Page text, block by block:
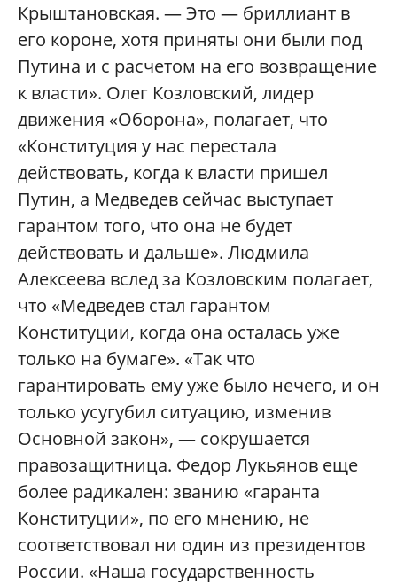
Крыштановская. — Это — бриллиант в
его короне, хотя приняты они были под
Путина и с расчетом на его возвращение
к власти». Олег Козловский, лидер
движения «Оборона», полагает, что
«Конституция у нас перестала
действовать, когда к власти пришел
Путин, а Медведев сейчас выступает
гарантом того, что она не будет
действовать и дальше». Людмила
Алексеева вслед за Козловским полагает,
что «Медведев стал гарантом
Конституции, когда она осталась уже
только на бумаге». «Так что
гарантировать ему уже было нечего, и он
только усугубил ситуацию, изменив
Основной закон», — сокрушается
правозащитница. Федор Лукьянов еще
более радикален: званию «гаранта
Конституции», по его мнению, не
соответствовал ни один из президентов
России. «Наша государственность